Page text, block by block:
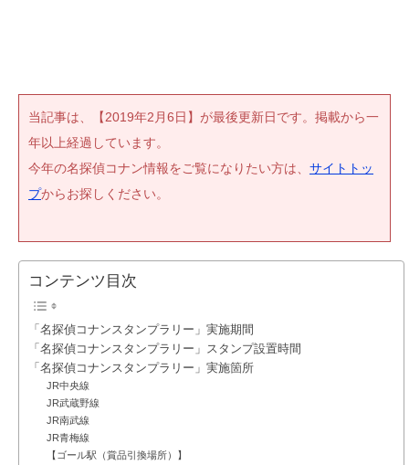
当記事は、【2019年2月6日】が最後更新日です。掲載から一
年以上経過しています。
今年の名探偵コナン情報をご覧になりたい方は、 サイトトッ
プからお探しください。
コンテンツ目次
「名探偵コナンスタンプラリー」実施期間
「名探偵コナンスタンプラリー」スタンプ設置時間
「名探偵コナンスタンプラリー」実施箇所
JR中央線
JR武蔵野線
JR南武線
JR青梅線
【ゴール駅（賞品引換場所）】